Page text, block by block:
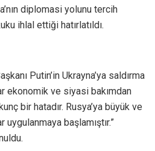
diplomasi yolunu tercih
ihlal ettiği hatırlatıldı.
Putin’in Ukrayna’ya saldırma
ekonomik ve siyasi bakımdan
bir hatadır. Rusya’ya büyük ve
başlamıştır.”